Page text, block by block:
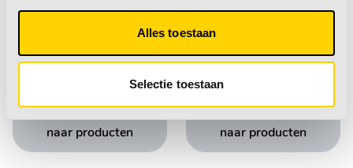
Alles toestaan
Selectie toestaan
Voertuig verwarming
naar producten
Kachel onderdelen
naar producten